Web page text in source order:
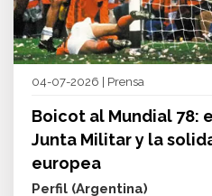
04-07-2026 | Prensa
Boicot al Mundial 78:
Junta Militar y la
europea
Perfil (Argentina)